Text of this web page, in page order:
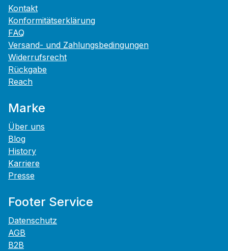
Kontakt
Konformitätserklärung
FAQ
Versand- und Zahlungsbedingungen
Widerrufsrecht
Rückgabe
Reach
Marke
Über uns
Blog
History
Karriere
Presse
Footer Service
Datenschutz
AGB
B2B